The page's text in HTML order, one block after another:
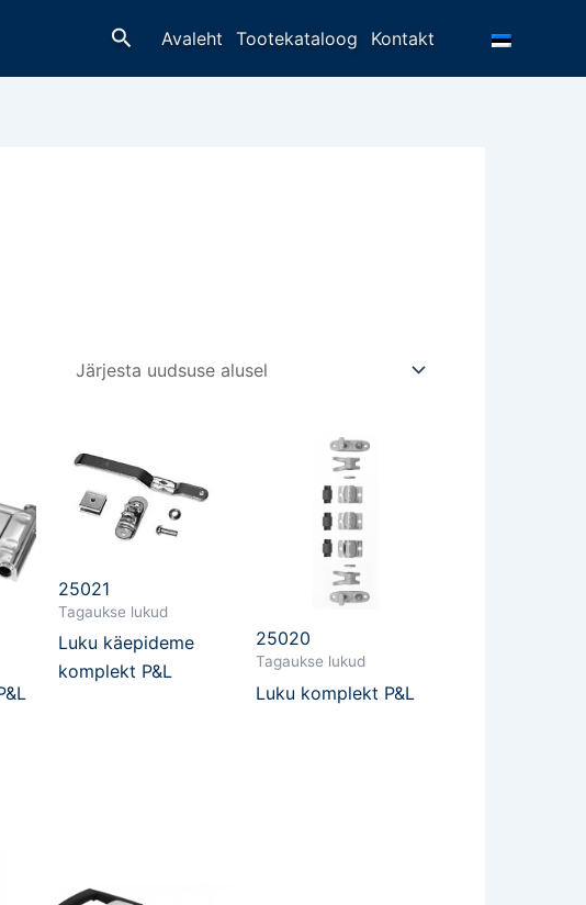
OtsingAvaleht Tootekataloog Kontakt
25021
Tagaukse lukud
Luku käepideme
komplekt P&L
25020
Tagaukse lukud
Luku komplekt P&L